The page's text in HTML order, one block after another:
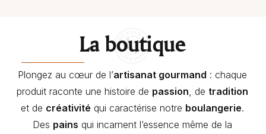
La boutique
Plongez au cœur de l’artisanat gourmand : chaque
produit raconte une histoire de passion , de tradition
et de créativité qui caractérise notre boulangerie.
Des pains qui incarnent l’essence même de la